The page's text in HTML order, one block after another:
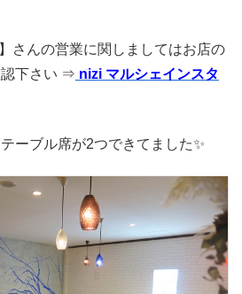
さんの営業に関しましてはお店の
認下さい ⇒ nizi マルシェインスタ
ーブル席が2つできてました✨